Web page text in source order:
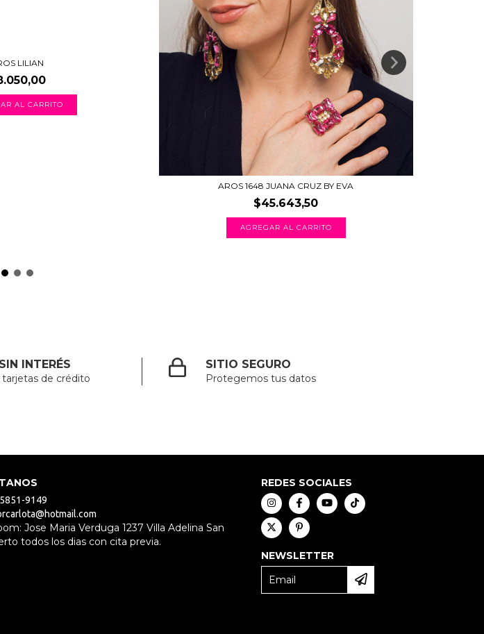
LILIAN
AROS 1648 JUANA CRUZ BY EVA
$45.643,50
INTERÉS
tarjetas de crédito
SITIO SEGURO
Protegemos tus datos
9149
Jose Maria Verduga 1237 Villa Adelina San
todos los dias con cita previa.
REDES SOCIALES
NEWSLETTER